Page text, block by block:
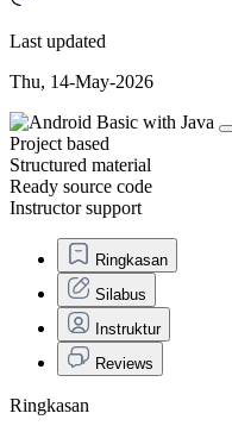
Last updated
Thu, 14-May-2026
Project based
Structured material
Ready source code
Instructor support
Ringkasan
Silabus
Instruktur
Reviews
Ringkasan